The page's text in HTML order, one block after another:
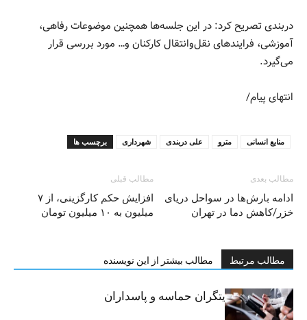
دربندی تصریح کرد: در این جلسه‌ها همچنین موضوعات رفاهی،
آموزشی، فرایندهای نقل‌وانتقال کارکنان و… مورد بررسی قرار
می‌گیرد.
انتهای پیام/
برچسب ها شهرداری علی دربندی مترو منابع انسانی
مطالب قبلی
افزایش حکم کارگزینی، از ۷
میلیون به ۱۰ میلیون تومان
مطالب بعدی
ادامه بارش‌ها در سواحل دریای
خزر/کاهش دما در تهران
مطالب مرتبط مطالب بیشتر از این نویسنده
خبرنگاران، روایتگران حماسه و پاسداران
حقیقت